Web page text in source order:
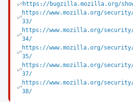
https://bugzilla.mozilla.org/
https://www.mozilla.org/
33/
https://www.mozilla.org/
34/
https://www.mozilla.org/
35/
https://www.mozilla.org/
37/
https://www.mozilla.org/
38/